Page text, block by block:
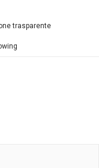
trasparente